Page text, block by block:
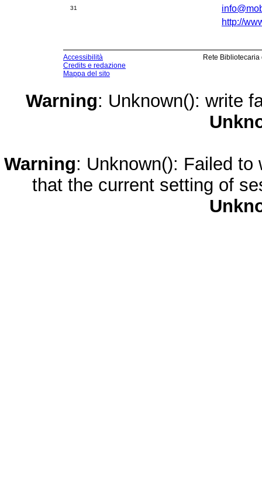
http://
31
Accessibilità
Credits e redazione
Mappa del sito
Rete
Warning: Unknown(): write
Warning: Unknown(): Failed
that the current setting of